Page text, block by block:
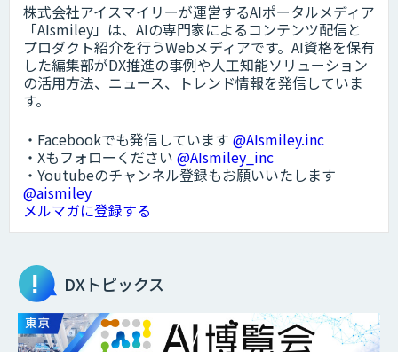
株式会社アイスマイリーが運営するAIポータルメディア
「AIsmiley」は、AIの専門家によるコンテンツ配信と
プロダクト紹介を行うWebメディアです。AI資格を保有
した編集部がDX推進の事例や人工知能ソリューション
の活用方法、ニュース、トレンド情報を発信していま
す。
・Facebookでも発信しています @AIsmiley.inc
・Xもフォローください @AIsmiley_inc
・Youtubeのチャンネル登録もお願いいたします
@aismiley
メルマガに登録する
DXトピックス